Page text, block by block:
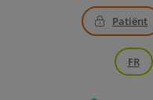
Patiënt
FR